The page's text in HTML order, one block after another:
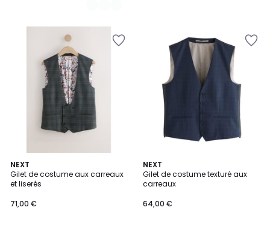
NEXT
Gilet de costume aux carreaux
et liserés
71,00 €
NEXT
Gilet de costume texturé aux
carreaux
64,00 €